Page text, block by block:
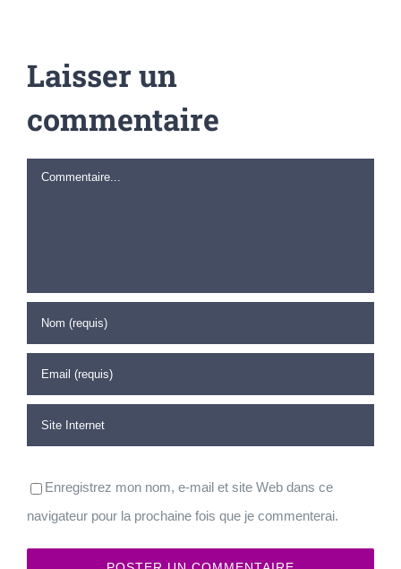
Laisser un
commentaire
Commentaire
Enregistrez mon nom, e-mail et site Web dans ce
navigateur pour la prochaine fois que je commenterai.